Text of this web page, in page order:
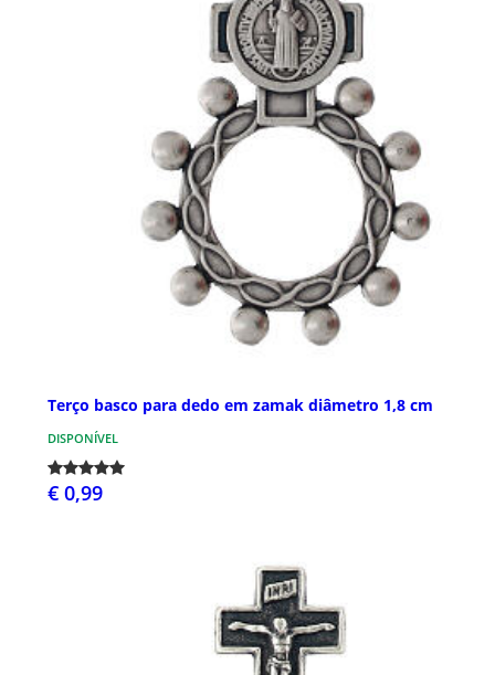
Terço basco para dedo em zamak diâmetro 1,8 cm
DISPONÍVEL
€ 0,99